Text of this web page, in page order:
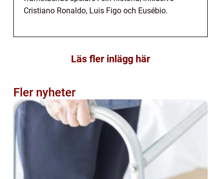
Cristiano Ronaldo, Luis Figo och Eusébio.
Läs fler inlägg här
Fler nyheter